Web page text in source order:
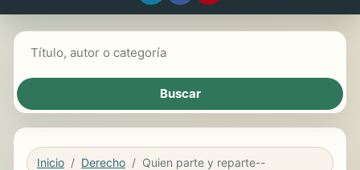
Inicio Derecho Quien parte y reparte--